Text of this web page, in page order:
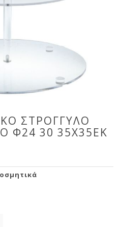
ΣΤΡΟΓΓΥΛΟ
Φ24 30 35Χ35ΕΚ